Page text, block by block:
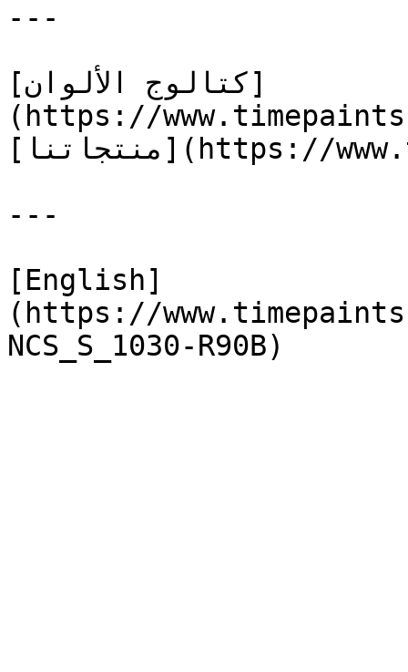
---
[كتالوج الألوان]
(https://
[منتجاتنا](https://www.timepaints.com/ar/products)
---
[English]
(https://
NCS_S_1030-R90B)